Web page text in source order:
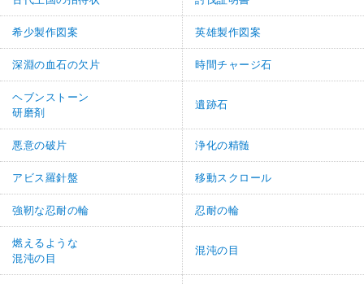
希少製作図案 英雄製作図案
深淵の血石の欠片 時間チャージ石
ヘブンストーン
研磨剤
遺跡石
悪意の破片 浄化の精髄
アビス羅針盤 移動スクロール
強靭な忍耐の輪 忍耐の輪
燃えるような
混沌の目
混沌の目